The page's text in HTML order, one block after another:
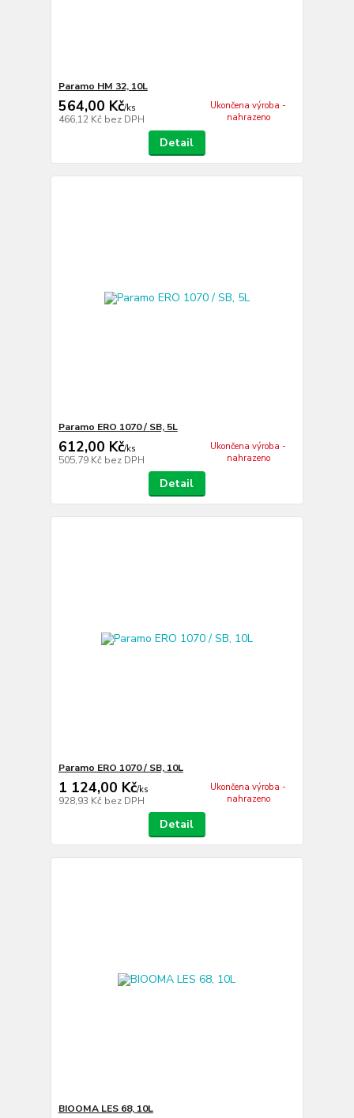
Paramo HM 32, 10L
564,00 Kč/ks
466,12 Kč bez DPH
Ukončena výroba -
nahrazeno
Detail
Paramo ERO 1070 / SB, 5L
612,00 Kč/ks
505,79 Kč bez DPH
Ukončena výroba -
nahrazeno
Detail
Paramo ERO 1070 / SB, 10L
1 124,00 Kč/ks
928,93 Kč bez DPH
Ukončena výroba -
nahrazeno
Detail
BIOOMA LES 68, 10L